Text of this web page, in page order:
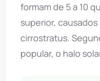
formam de 5 a 10
superior,
cirrostratus.
popular, o halo